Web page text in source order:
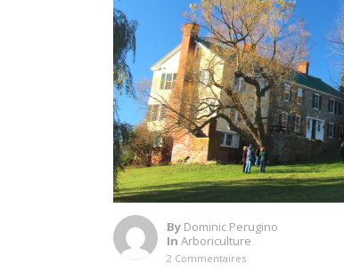
By Dominic Perugino
In Arboriculture
2 Commentaires